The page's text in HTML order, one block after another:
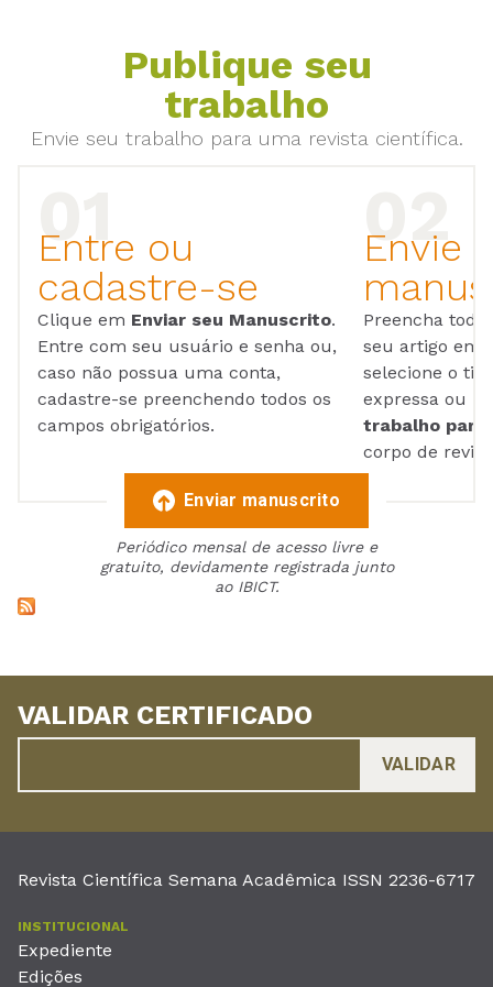
Publique seu
trabalho
Envie seu trabalho para uma revista científica.
Entre ou
cadastre-se
Clique em Enviar seu Manuscrito.
Entre com seu usuário e senha ou,
caso não possua uma conta,
cadastre-se preenchendo todos os
campos obrigatórios.
Envie
Preencha
seu artigo em
selecione o
expressa ou
trabalho para
corpo de
Enviar manuscrito
Periódico mensal de acesso livre e
gratuito, devidamente registrada junto
ao IBICT.
VALIDAR CERTIFICADO
Revista Científica Semana Acadêmica ISSN 2236-6717
INSTITUCIONAL
Expediente
Edições